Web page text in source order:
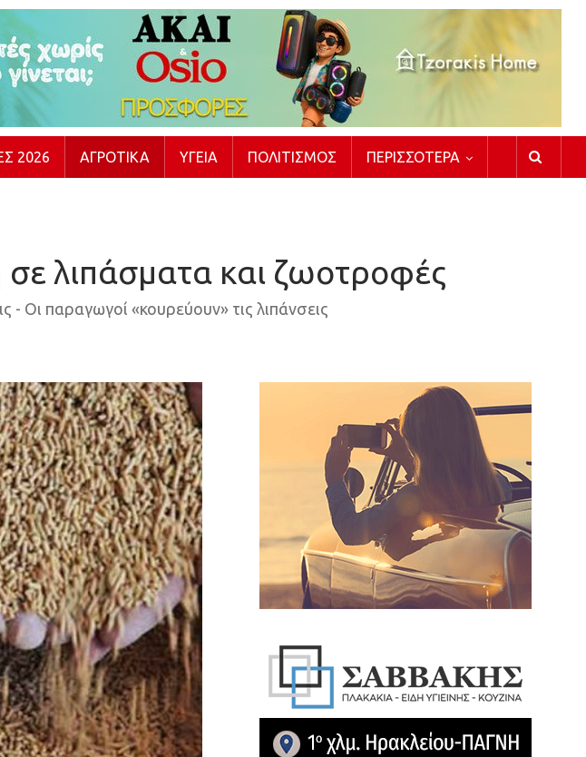
2026 ΑΓΡΟΤΙΚΆ ΥΓΕΊΑ ΠΟΛΙΤΙΣΜΌΣ ΠΕΡΙΣΣΌΤΕΡΑ
σε λιπάσματα και ζωοτροφές
Οι παραγωγοί «κουρεύουν» τις λιπάνσεις